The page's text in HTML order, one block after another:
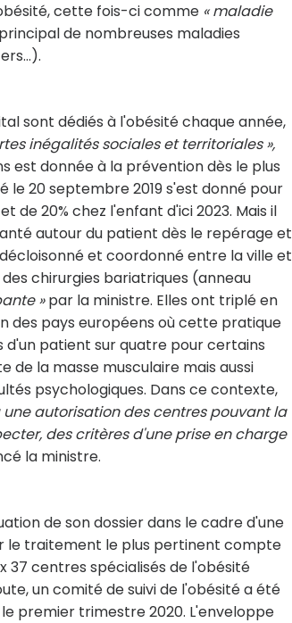
cette fois-ci comme « maladie
de nombreuses maladies
sont dédiés à l'obésité chaque année,
inégalités sociales et territoriales »,
est donnée à la prévention dès le plus
20 septembre 2019 s'est donné pour
de 20% chez l'enfant d'ici 2023. Mais il
autour du patient dès le repérage et
et coordonné entre la ville et
chirurgies bariatriques (anneau
»par la ministre. Elles ont triplé en
des pays européens où cette pratique
d'un patient sur quatre pour certains
de la masse musculaire mais aussi
psychologiques. Dans ce contexte,
autorisation des centres pouvant la
des critères d'une prise en charge
la ministre.
de son dossier dans le cadre d'une
le traitement le plus pertinent compte
37 centres spécialisés de l'obésité
un comité de suivi de l'obésité a été
premier trimestre 2020. L'enveloppe